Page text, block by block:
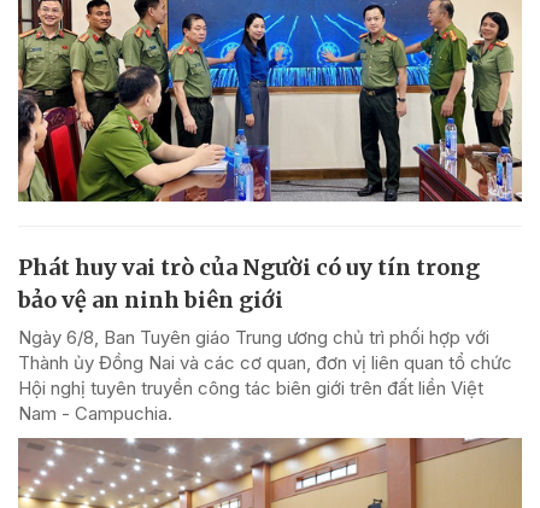
Phát huy vai trò của Người có uy tín trong
bảo vệ an ninh biên giới
Ngày 6/8, Ban Tuyên giáo Trung ương chủ trì phối hợp với
Thành ủy Đồng Nai và các cơ quan, đơn vị liên quan tổ chức
Hội nghị tuyên truyền công tác biên giới trên đất liền Việt
Nam - Campuchia.